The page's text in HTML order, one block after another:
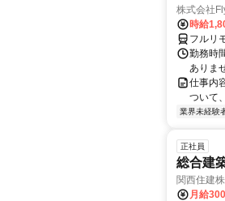
株式会社
時給
フルリ
勤務時
ありま
仕事内
ついて
業界未経験
正社員
総合建
関西住建
月給